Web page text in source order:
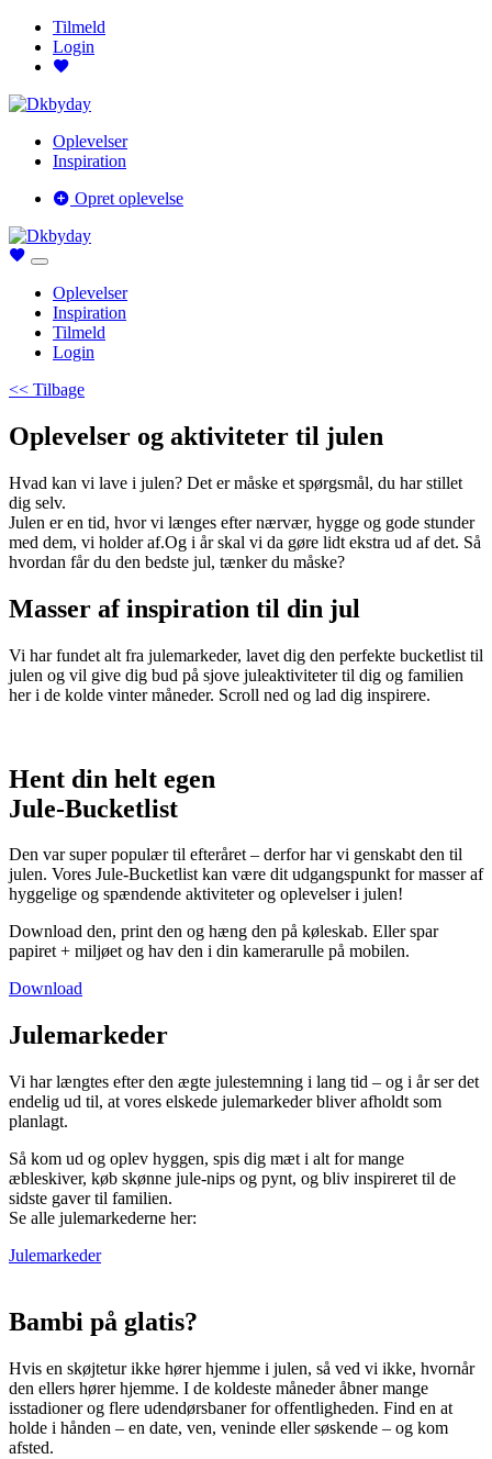
Tilmeld
Login
Oplevelser
Inspiration
Opret oplevelse
Oplevelser
Inspiration
Tilmeld
Login
<< Tilbage
Oplevelser og aktiviteter til julen
Hvad kan vi lave i julen? Det er måske et spørgsmål, du har stillet
dig selv.
Julen er en tid, hvor vi længes efter nærvær, hygge og gode stunder
med dem, vi holder af.Og i år skal vi da gøre lidt ekstra ud af det. Så
hvordan får du den bedste jul, tænker du måske?
Masser af inspiration til din jul
Vi har fundet alt fra julemarkeder, lavet dig den perfekte bucketlist til
julen og vil give dig bud på sjove juleaktiviteter til dig og familien
her i de kolde vinter måneder. Scroll ned og lad dig inspirere.
Hent din helt egen
Jule-Bucketlist
Den var super populær til efteråret – derfor har vi genskabt den til
julen. Vores Jule-Bucketlist kan være dit udgangspunkt for masser af
hyggelige og spændende aktiviteter og oplevelser i julen!
Download den, print den og hæng den på køleskab. Eller spar
papiret + miljøet og hav den i din kamerarulle på mobilen.
Download
Julemarkeder
Vi har længtes efter den ægte julestemning i lang tid – og i år ser det
endelig ud til, at vores elskede julemarkeder bliver afholdt som
planlagt.
Så kom ud og oplev hyggen, spis dig mæt i alt for mange
æbleskiver, køb skønne jule-nips og pynt, og bliv inspireret til de
sidste gaver til familien.
Se alle julemarkederne her:
Julemarkeder
Bambi på glatis?
Hvis en skøjtetur ikke hører hjemme i julen, så ved vi ikke, hvornår
den ellers hører hjemme. I de koldeste måneder åbner mange
isstadioner og flere udendørsbaner for offentligheden. Find en at
holde i hånden – en date, ven, veninde eller søskende – og kom
afsted.